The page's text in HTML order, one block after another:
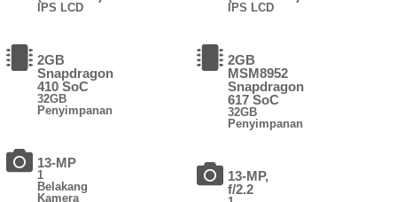
IPS LCD
2GB
Snapdragon
410 SoC
32GB
Penyimpanan
13-MP
1
Belakang
Kamera
IPS LCD
2GB
MSM8952
Snapdragon
617 SoC
32GB
Penyimpanan
13-MP,
f/2.2